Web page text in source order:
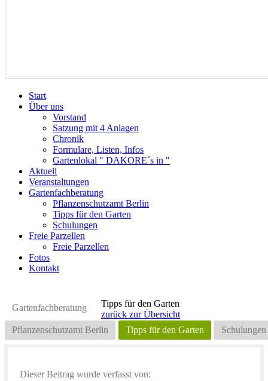
Start
Über uns
Vorstand
Satzung mit 4 Anlagen
Chronik
Formulare, Listen, Infos
Gartenlokal " DAKORE´s in "
Aktuell
Veranstaltungen
Gartenfachberatung
Pflanzenschutzamt Berlin
Tipps für den Garten
Schulungen
Freie Parzellen
Freie Parzellen
Fotos
Kontakt
Gartenfachberatung
Pflanzenschutzamt Berlin Tipps für den Garten Schulungen
Tipps für den Garten
zurück zur Übersicht
Dieser Beitrag wurde verfasst von: